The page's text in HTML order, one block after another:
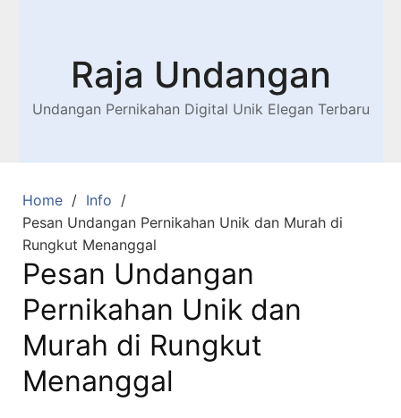
Raja Undangan
Undangan Pernikahan Digital Unik Elegan Terbaru
Home
Info
Pesan Undangan Pernikahan Unik dan Murah di
Rungkut Menanggal
Pesan Undangan
Pernikahan Unik dan
Murah di Rungkut
Menanggal